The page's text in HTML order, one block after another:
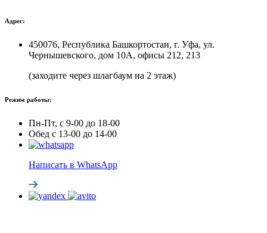
Адрес:
450076, Республика Башкортостан, г. Уфа, ул.
Чернышевского, дом 10А, офисы 212, 213
(заходите через шлагбаум на 2 этаж)
Режим работы:
Пн-Пт, с 9-00 до 18-00
Обед с 13-00 до 14-00
Написать в WhatsApp